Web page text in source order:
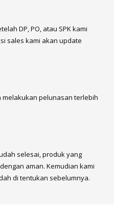
DP, PO, atau SPK kami
sales kami akan update
melakukan pelunasan terlebih
selesai, produk yang
aman. Kemudian kami
di tentukan sebelumnya.